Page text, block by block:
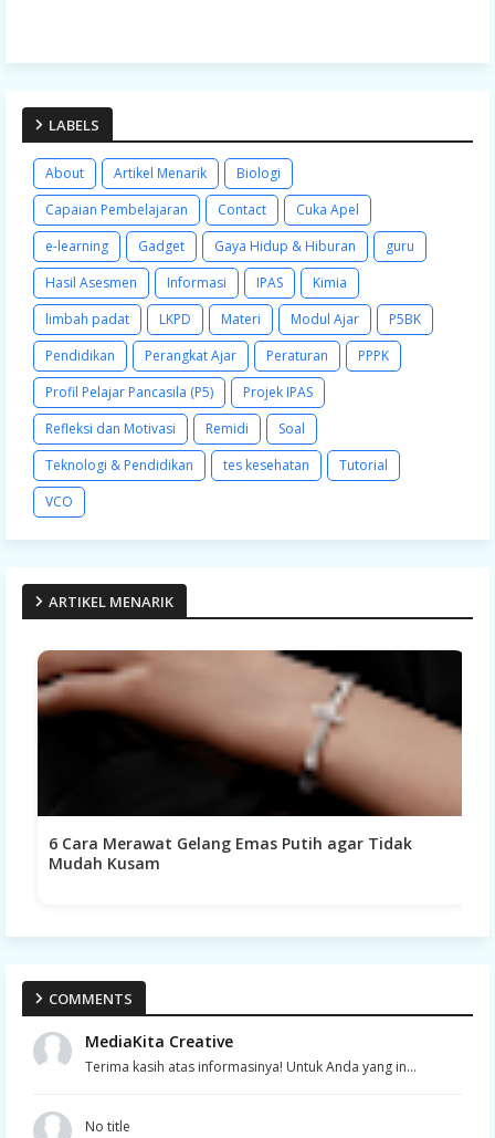
LABELS
About Artikel Menarik
Biologi
Capaian Pembelajaran
Contact
Cuka Apel
e-learning
Gadget Gaya Hidup & Hiburan
guru
Hasil Asesmen
Informasi IPAS
Kimia
limbah padat
LKPD Materi Modul Ajar
P5BK
Pendidikan
Perangkat Ajar Peraturan
PPPK
Profil Pelajar Pancasila (P5)
Projek IPAS
Refleksi dan Motivasi
Remidi
Soal
Teknologi & Pendidikan
tes kesehatan
Tutorial
VCO
ARTIKEL MENARIK
6 Cara Merawat Gelang Emas Putih agar Tidak
Mudah Kusam
COMMENTS
MediaKita Creative
Terima kasih atas informasinya! Untuk Anda yang in...
No title